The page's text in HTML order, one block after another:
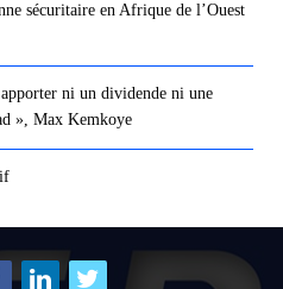
sécuritaire en Afrique de l’Ouest
ni un dividende ni une
», Max Kemkoye